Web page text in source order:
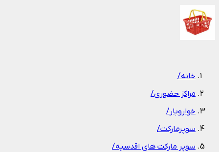
خانه/
مراکز حضوری/
خواروبار/
سوپرمارکت/
سوپر مارکت های اقدسیه/